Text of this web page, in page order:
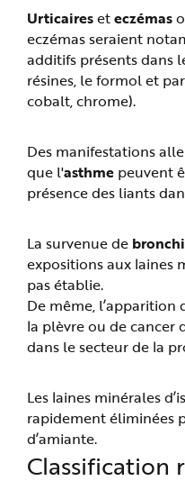
Urticaireseteczémas
eczémas seraient
additifs présents dans
résines, le formol et
cobalt, chrome).
Des manifestations
que l'asthme peuvent
présence des liants
La survenue de
expositions aux laines
pas établie.
De même, l’apparition
la plèvre ou de
dans le secteur de la
Les laines minérales
rapidement éliminées
d’amiante.
Classification